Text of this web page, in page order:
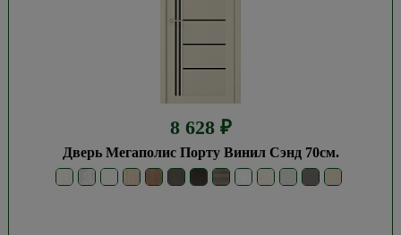
8 628 ₽
Дверь Мегаполис Порту Винил Сэнд 70см.